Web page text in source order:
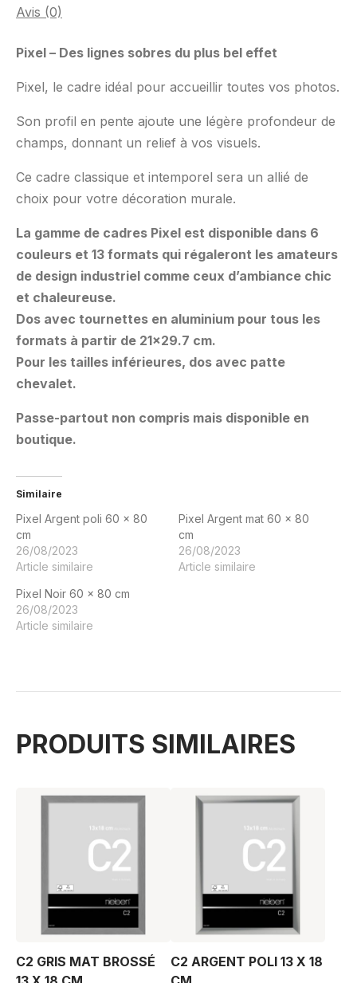
Avis (0)
Pixel – Des lignes sobres du plus bel effet
Pixel, le cadre idéal pour accueillir toutes vos photos.
Son profil en pente ajoute une légère profondeur de
champs, donnant un relief à vos visuels.
Ce cadre classique et intemporel sera un allié de
choix pour votre décoration murale.
La gamme de cadres Pixel est disponible dans 6
couleurs et 13 formats qui régaleront les amateurs
de design industriel comme ceux d’ambiance chic
et chaleureuse.
Dos avec tournettes en aluminium pour tous les
formats à partir de 21×29.7 cm.
Pour les tailles inférieures, dos avec patte
chevalet.
Passe-partout non compris mais disponible en
boutique.
Similaire
Pixel Argent poli 60 x 80
cm
26/08/2023
Article similaire
Pixel Argent mat 60 x 80
cm
26/08/2023
Article similaire
Pixel Noir 60 x 80 cm
26/08/2023
Article similaire
PRODUITS SIMILAIRES
C2 GRIS MAT BROSSÉ
C2 ARGENT POLI 13 X 18